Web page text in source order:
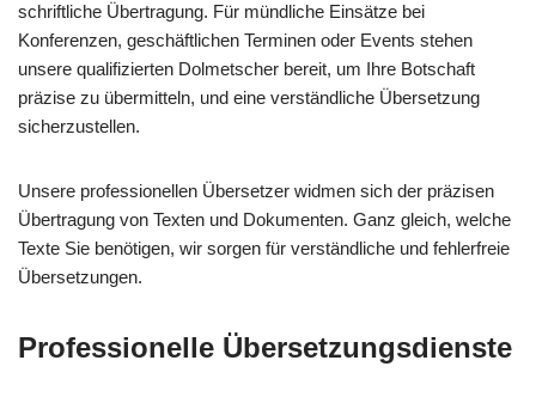
schriftliche Übertragung. Für mündliche Einsätze bei
Konferenzen, geschäftlichen Terminen oder Events stehen
unsere qualifizierten Dolmetscher bereit, um Ihre Botschaft
präzise zu übermitteln, und eine verständliche Übersetzung
sicherzustellen.
Unsere professionellen Übersetzer widmen sich der präzisen
Übertragung von Texten und Dokumenten. Ganz gleich, welche
Texte Sie benötigen, wir sorgen für verständliche und fehlerfreie
Übersetzungen.
Professionelle Übersetzungsdienste